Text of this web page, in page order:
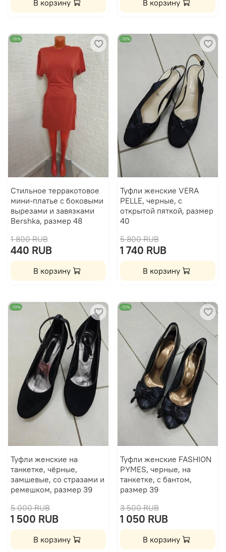
В корзину В корзину
-76%
Стильное терракотовое
мини-платье с боковыми
вырезами и завязками
Bershka, размер 48
1 800 RUB
440 RUB
В корзину
-70%
Туфли женские VERA
PELLE, черные, с
открытой пяткой, размер
40
5 800 RUB
1 740 RUB
В корзину
-70%
Туфли женские на
танкетке, чёрные,
замшевые, со стразами и
ремешком, размер 39
5 000 RUB
1 500 RUB
В корзину
-70%
Туфли женские FASHION
PYMES, черные, на
танкетке, с бантом,
размер 39
3 500 RUB
1 050 RUB
В корзину